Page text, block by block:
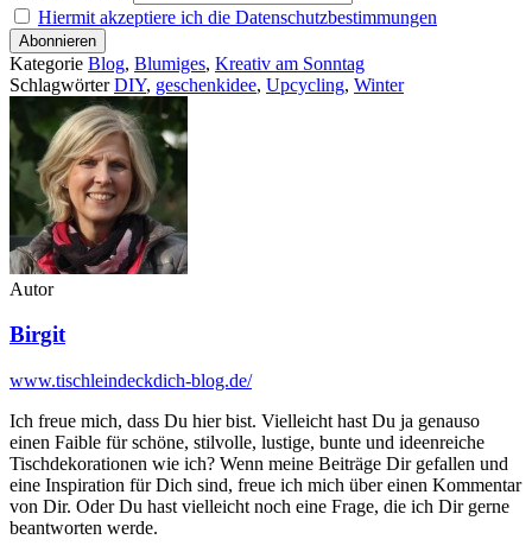
Hiermit akzeptiere ich die Datenschutzbestimmungen
Kategorie Blog, Blumiges, Kreativ am Sonntag
SchlagwörterDIY, geschenkidee, Upcycling, Winter
Autor
Birgit
www.tischleindeckdich-blog.de/
Ich freue mich, dass Du hier bist. Vielleicht hast Du ja genauso
einen Faible für schöne, stilvolle, lustige, bunte und ideenreiche
Tischdekorationen wie ich? Wenn meine Beiträge Dir gefallen und
eine Inspiration für Dich sind, freue ich mich über einen Kommentar
von Dir. Oder Du hast vielleicht noch eine Frage, die ich Dir gerne
beantworten werde.